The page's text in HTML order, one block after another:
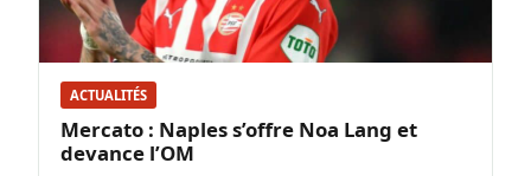
ACTUALITÉS
Mercato : Naples s’offre Noa Lang et
devance l’OM